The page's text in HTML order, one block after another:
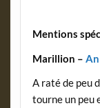
Mentions
Marillion –
A raté de peu
tourne un peu